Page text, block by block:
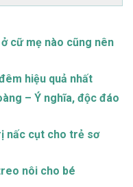
cữ mẹ nào cũng nên
hiệu quả nhất
– Ý nghĩa, độc đáo
nấc cụt cho trẻ sơ
nôi cho bé